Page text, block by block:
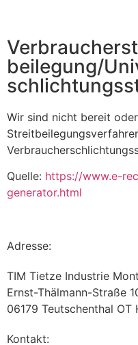
beilegung/
Wir sind nicht bereit
Quelle: https://www.e-
generator.html
Adresse:
TIM Tietze Industrie
Ernst-Thälmann-Straße
06179 Teutschenthal OT
Kontakt: